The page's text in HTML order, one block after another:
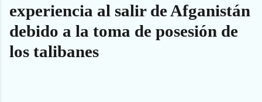
experiencia al salir de Afganistán
debido a la toma de posesión de
los talibanes